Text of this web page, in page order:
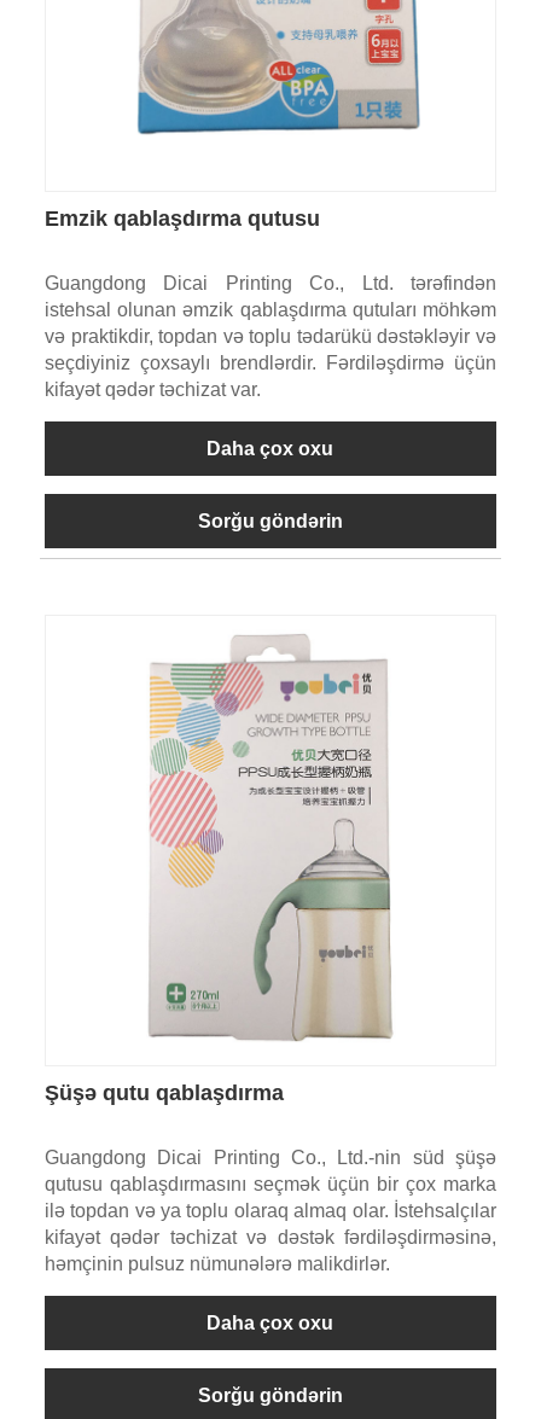
Emzik qablaşdırma qutusu
Guangdong Dicai Printing Co., Ltd. tərəfindən
istehsal olunan əmzik qablaşdırma qutuları möhkəm
və praktikdir, topdan və toplu tədarükü dəstəkləyir və
seçdiyiniz çoxsaylı brendlərdir. Fərdiləşdirmə üçün
kifayət qədər təchizat var.
Daha çox oxu
Sorğu göndərin
Şüşə qutu qablaşdırma
Guangdong Dicai Printing Co., Ltd.-nin süd şüşə
qutusu qablaşdırmasını seçmək üçün bir çox marka
ilə topdan və ya toplu olaraq almaq olar. İstehsalçılar
kifayət qədər təchizat və dəstək fərdiləşdirməsinə,
həmçinin pulsuz nümunələrə malikdirlər.
Daha çox oxu
Sorğu göndərin